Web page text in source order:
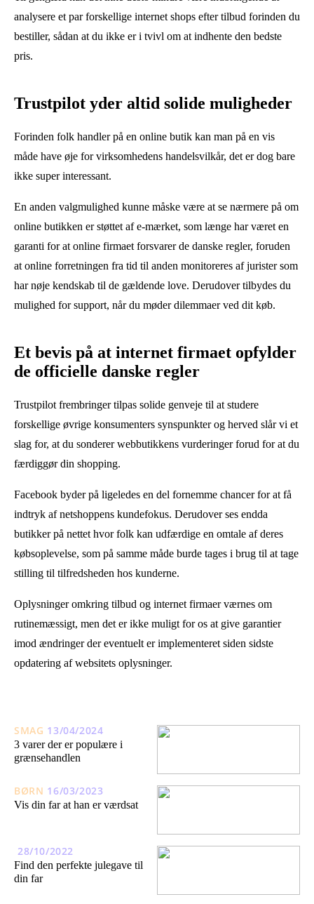
analysere et par forskellige internet shops efter tilbud forinden du
bestiller, sådan at du ikke er i tvivl om at indhente den bedste
pris.
Trustpilot yder altid solide muligheder
Forinden folk handler på en online butik kan man på en vis
måde have øje for virksomhedens handelsvilkår, det er dog bare
ikke super interessant.
En anden valgmulighed kunne måske være at se nærmere på om
online butikken er støttet af e-mærket, som længe har været en
garanti for at online firmaet forsvarer de danske regler, foruden
at online forretningen fra tid til anden monitoreres af jurister som
har nøje kendskab til de gældende love. Derudover tilbydes du
mulighed for support, når du møder dilemmaer ved dit køb.
Et bevis på at internet firmaet opfylder
de officielle danske regler
Trustpilot frembringer tilpas solide genveje til at studere
forskellige øvrige konsumenters synspunkter og herved slår vi et
slag for, at du sonderer webbutikkens vurderinger forud for at du
færdiggør din shopping.
Facebook byder på ligeledes en del fornemme chancer for at få
indtryk af netshoppens kundefokus. Derudover ses endda
butikker på nettet hvor folk kan udfærdige en omtale af deres
købsoplevelse, som på samme måde burde tages i brug til at tage
stilling til tilfredsheden hos kunderne.
Oplysninger omkring tilbud og internet firmaer værnes om
rutinemæssigt, men det er ikke muligt for os at give garantier
imod ændringer der eventuelt er implementeret siden sidste
opdatering af websitets oplysninger.
SMAG 13/04/2024
3 varer der er populære i
grænsehandlen
BØRN 16/03/2023
Vis din far at han er værdsat
28/10/2022
Find den perfekte julegave til
din far